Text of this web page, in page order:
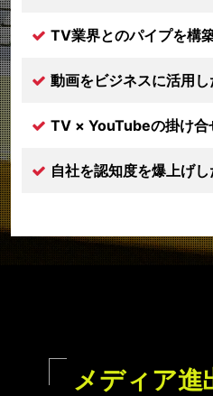
TV業界とのパイプを構
動画をビジネスに活用
TV × YouTubeの掛け合
自社を認知度を爆上げ
メディア進